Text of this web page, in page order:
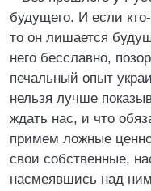
будущего. И если
то он лишается
него бесславно,
печальный опыт
нельзя лучше
ждать нас, и что
примем ложные
свои собственные,
насмеявшись над